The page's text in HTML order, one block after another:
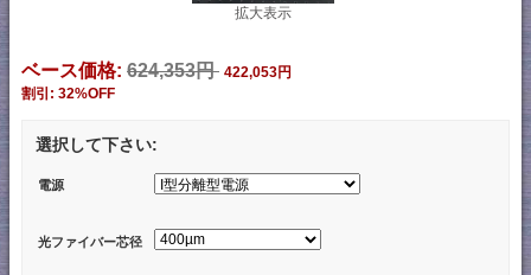
拡大表示
ベース価格: 624,353円 422,053円
割引: 32%OFF
選択して下さい:
電源
光ファイバー芯径